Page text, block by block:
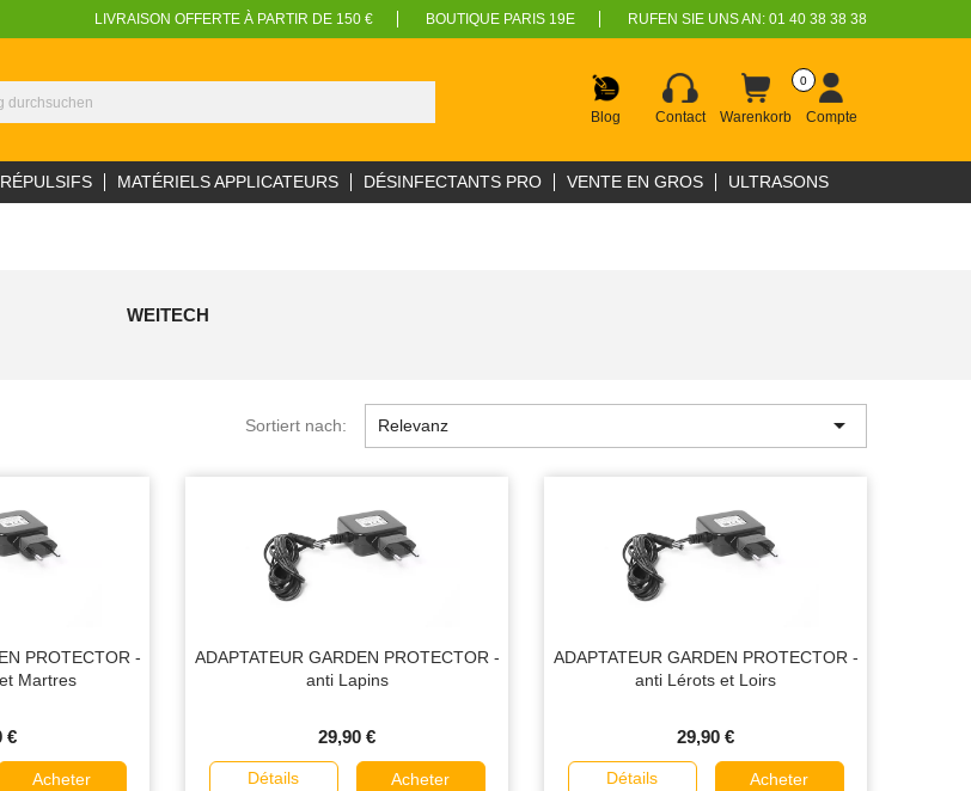
LIVRAISON OFFERTE À PARTIR DE 150 € BOUTIQUE PARIS 19E RUFEN SIE UNS AN: 01 40 38 38 38
Blog Contact Warenkorb
0
Compte
MATÉRIELS APPLICATEURS DÉSINFECTANTS PRO VENTE EN GROS ULTRASONS
WEITECH
Sortiert nach: Relevanz 
PROTECTOR -
Martres
€
Acheter
ADAPTATEUR GARDEN PROTECTOR -
anti Lapins
29,90 €
Détails Acheter
ADAPTATEUR GARDEN PROTECTOR -
anti Lérots et Loirs
29,90 €
Détails Acheter